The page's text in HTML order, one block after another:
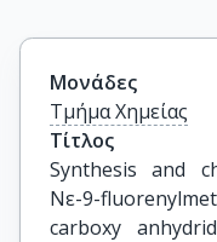
Μονάδες
Τμήμα Χημείας
Τίτλος
Synthesis and
Nε-9-
carboxy